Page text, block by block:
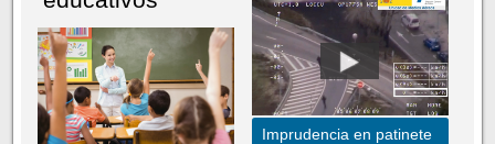
Imprudencia en patinete